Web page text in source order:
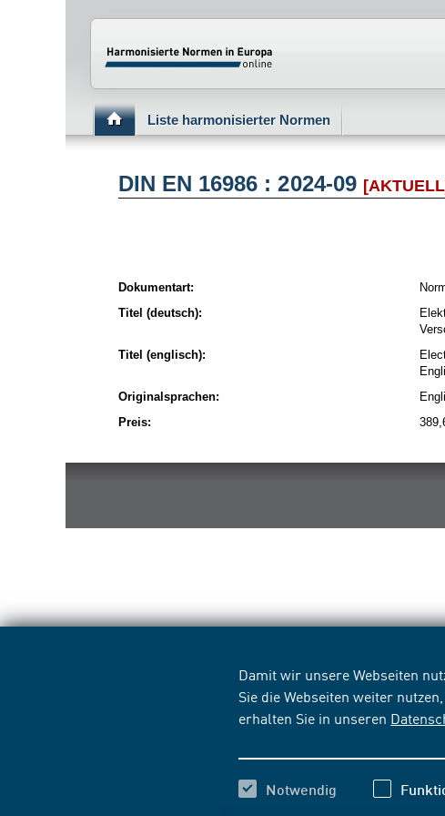
Damit wir unsere Webseiten
Sie die Webseiten weiter
erhalten Sie in unseren
Notwendig
Liste harmonisierter Normen
DIN EN 16986 : 2024-09
Dokumentart:
Titel (deutsch):
Titel (englisch):
Originalsprachen:
Preis: